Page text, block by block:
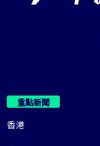
重點新聞
香港